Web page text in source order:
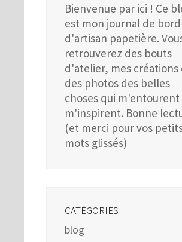
Bienvenue par ici ! Ce
est mon journal de bord
d'artisan papetière.
retrouverez des bouts
d'atelier, mes créations
des photos des belles
choses qui m'entourent
m'inspirent. Bonne
(et merci pour vos
mots glissés)
CATÉGORIES
blog